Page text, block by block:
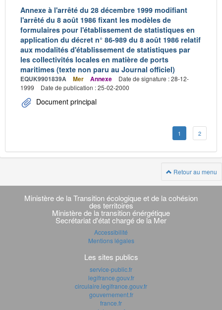
Annexe à l'arrêté du 28 décembre 1999 modifiant
l'arrêté du 8 août 1986 fixant les modèles de
formulaires pour l'établissement de statistiques en
application du décret n° 86-989 du 8 août 1986 relatif
aux modalités d'établissement de statistiques par
les collectivités locales en matière de ports
maritimes (texte non paru au Journal officiel)
EQUK9901839A Mer Annexe
Date de signature : 28-12-
1999
Date de publication : 25-02-2000
Document principal
1 2
Retour au menu
Navigation
transverse
Ministère de la Transition écologique et de la cohésion
des territoires
Ministère de la transition énérgétique
Secrétariat d'état chargé de la Mer
Accessibilité
Mentions légales
Les sites publics
service-public.fr
legifrance.gouv.fr
circulaire.legifrance.gouv.fr
gouvernement.fr
france.fr